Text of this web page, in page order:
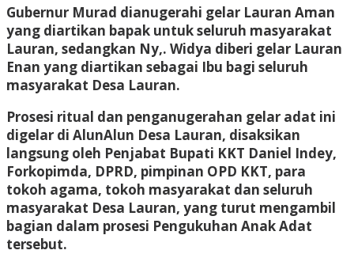
Gubernur Murad dianugerahi gelar Lauran Aman
yang diartikan bapak untuk seluruh masyarakat
Lauran, sedangkan Ny,. Widya diberi gelar Lauran
Enan yang diartikan sebagai Ibu bagi seluruh
masyarakat Desa Lauran.
Prosesi ritual dan penganugerahan gelar adat ini
digelar di AlunAlun Desa Lauran, disaksikan
langsung oleh Penjabat Bupati KKT Daniel Indey,
Forkopimda, DPRD, pimpinan OPD KKT, para
tokoh agama, tokoh masyarakat dan seluruh
masyarakat Desa Lauran, yang turut mengambil
bagian dalam prosesi Pengukuhan Anak Adat
tersebut.